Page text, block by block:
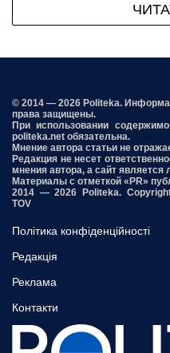
© 2014 — 2026 Politeka.
права защищены.
При использовании
politeka.net обязательна.
Мнение автора статьи не
Редакция не несет
мнения автора, а сайт
Материалы с отметкой «PR»
2014 — 2026 Politeka. Copyright
TOV
Політика конфіденційності
Редакція
Реклама
Контакти